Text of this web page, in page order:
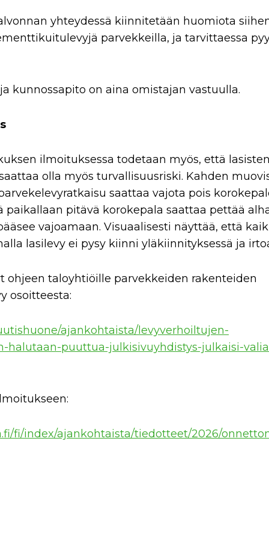
yhteydessä kiinnitetään huomiota
parvekkeilla, ja tarvittaessa
kunnossapito on aina omistajan vastuulla.
ilmoituksessa todetaan myös, että
olla myös turvallisuusriski. Kahden
saattaa vajota pois
paikallaan pitävä korokepala saattaa pettää
vajoamaan. Visuaalisesti näyttää, että
lasilevy ei pysy kiinni yläkiinnityksessä ja
ohjeen taloyhtiöille parvekkeiden rakenteiden
osoitteesta:
ajankohtaista/levyverhoiltujen-
halutaan-puuttua-julkisivuyhdistys-julkaisi-
fi/index/ajankohtaista/tiedotteet/2026/